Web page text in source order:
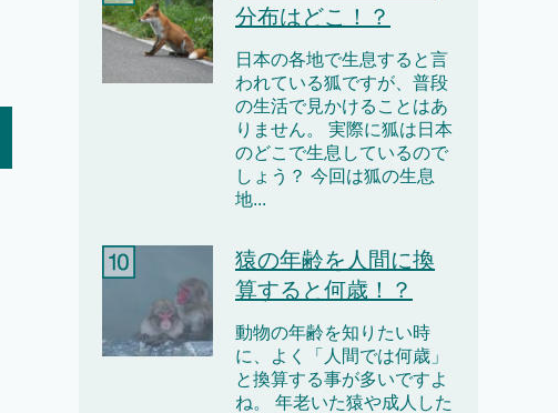
分布はどこ！？
日本の各地で生息すると言
われている狐ですが、普段
の生活で見かけることはあ
りません。 実際に狐は日本
のどこで生息しているので
しょう？ 今回は狐の生息
地...
猿の年齢を人間に換
算すると何歳！？
動物の年齢を知りたい時
に、よく「人間では何歳」
と換算する事が多いですよ
ね。 年老いた猿や成人した